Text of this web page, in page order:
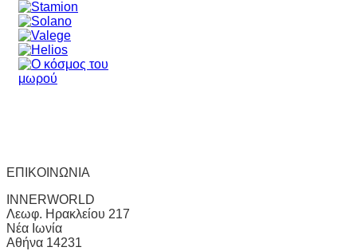
ΕΠΙΚΟΙΝΩΝΙΑ
INNERWORLD
Λεωφ. Ηρακλείου 217
Νέα Ιωνία
Αθήνα 14231